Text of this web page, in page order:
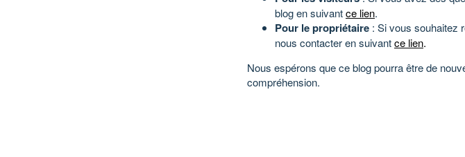
blog en suivantce lien.
Pour le propriétaire : Si vous souhaitez
nous contacter en suivantce lien.
Nous espérons que ce blog pourra être de
compréhension.